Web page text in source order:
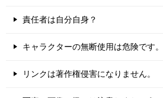
責任者は自分自身？
キャラクターの無断使用は危険です。
リンクは著作権侵害になりません。